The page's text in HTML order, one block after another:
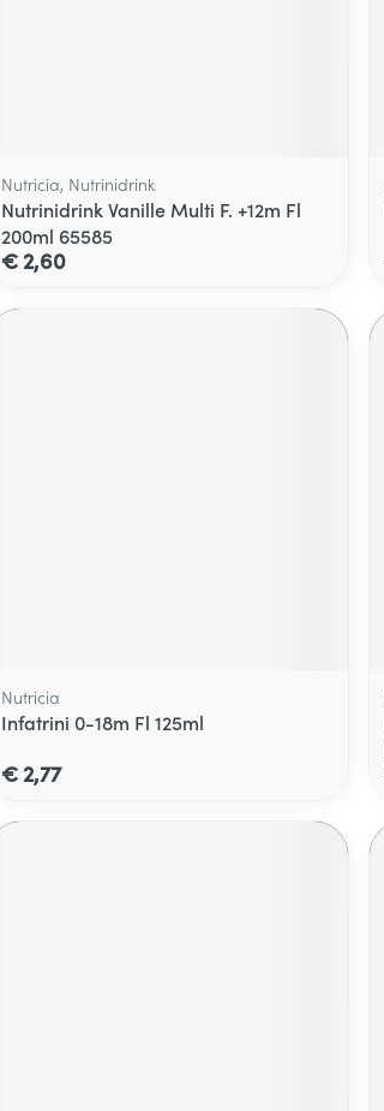
Nutricia, Nutrinidrink
Nutrinidrink Vanille Multi F. +12m Fl
200ml 65585
€ 2,60
Nutricia
Infatrini 0-18m Fl 125ml
€ 2,77